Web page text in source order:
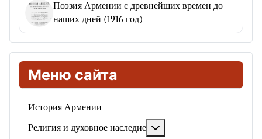
Меню сайта
История Армении
Религия и духовное наследие
Поэзия Армении с древнейших времен до
наших дней (1916 год)